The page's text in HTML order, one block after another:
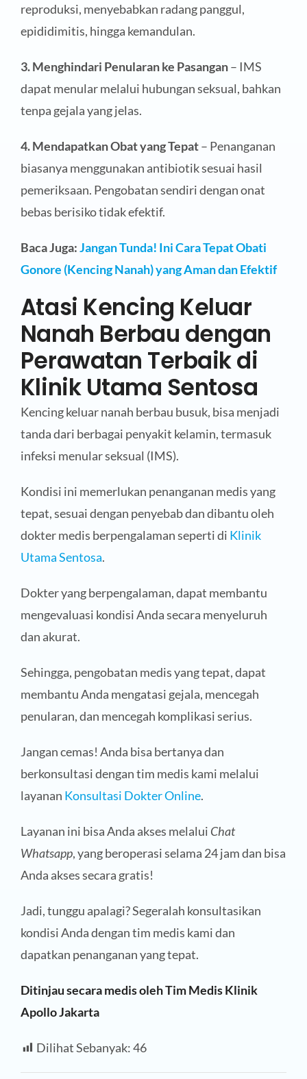
reproduksi, menyebabkan radang panggul,
epididimitis, hingga kemandulan.
3. Menghindari Penularan ke Pasangan– IMS
dapat menular melalui hubungan seksual, bahkan
tenpa gejala yang jelas.
4. Mendapatkan Obat yang Tepat– Penanganan
biasanya menggunakan antibiotik sesuai hasil
pemeriksaan. Pengobatan sendiri dengan onat
bebas berisiko tidak efektif.
Baca Juga:Jangan Tunda! Ini Cara Tepat Obati
Gonore (Kencing Nanah) yang Aman dan Efektif
Atasi Kencing Keluar
Nanah Berbau dengan
Perawatan Terbaik di
Klinik Utama Sentosa
Kencing keluar nanah berbau busuk, bisa menjadi
tanda dari berbagai penyakit kelamin, termasuk
infeksi menular seksual (IMS).
Kondisi ini memerlukan penanganan medis yang
tepat, sesuai dengan penyebab dan dibantu oleh
dokter medis berpengalaman seperti di Klinik
Utama Sentosa.
Dokter yang berpengalaman, dapat membantu
mengevaluasi kondisi Anda secara menyeluruh
dan akurat.
Sehingga, pengobatan medis yang tepat, dapat
membantu Anda mengatasi gejala, mencegah
penularan, dan mencegah komplikasi serius.
Jangan cemas! Anda bisa bertanya dan
berkonsultasi dengan tim medis kami melalui
layanan Konsultasi Dokter Online.
Layanan ini bisa Anda akses melalui Chat
Whatsapp, yang beroperasi selama 24 jam dan bisa
Anda akses secara gratis!
Jadi, tunggu apalagi? Segeralah konsultasikan
kondisi Anda dengan tim medis kami dan
dapatkan penanganan yang tepat.
Ditinjau secara medis oleh Tim Medis Klinik
Apollo Jakarta
Dilihat Sebanyak:46